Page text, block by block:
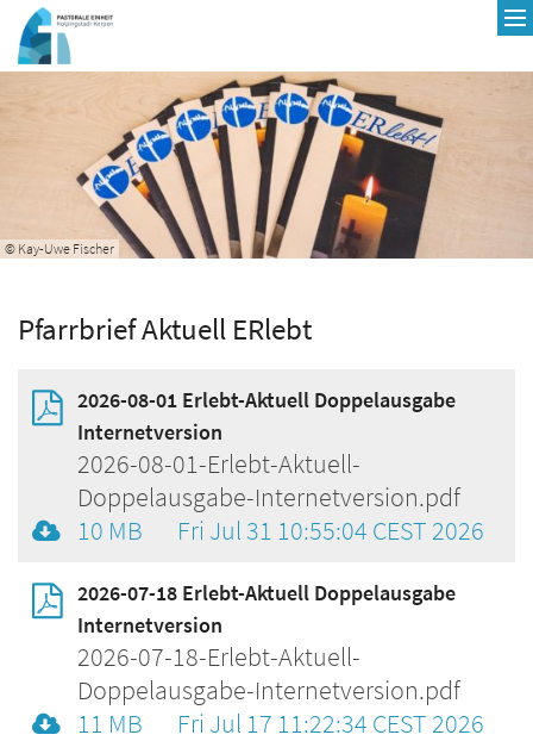
Zum Inhalt springen
© Kay-Uwe Fischer
Pfarrbrief Aktuell ERlebt
2026-08-01 Erlebt-Aktuell Doppelausgabe
Internetversion
2026-08-01-Erlebt-Aktuell-
Doppelausgabe-Internetversion.pdf
10 MB
Fri Jul 31 10:55:04 CEST 2026
2026-07-18 Erlebt-Aktuell Doppelausgabe
Internetversion
2026-07-18-Erlebt-Aktuell-
Doppelausgabe-Internetversion.pdf
11 MB
Fri Jul 17 11:22:34 CEST 2026